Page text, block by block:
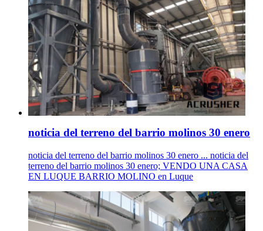
noticia del terreno del barrio molinos 30 enero
noticia del terreno del barrio molinos 30 enero ... noticia del
terreno del barrio molinos 30 enero; VENDO UNA CASA
EN LUQUE BARRIO MOLINO en Luque